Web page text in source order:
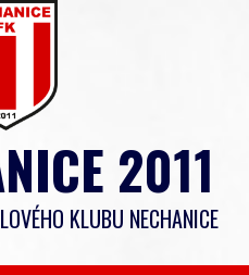
2011
KLUBU NECHANICE